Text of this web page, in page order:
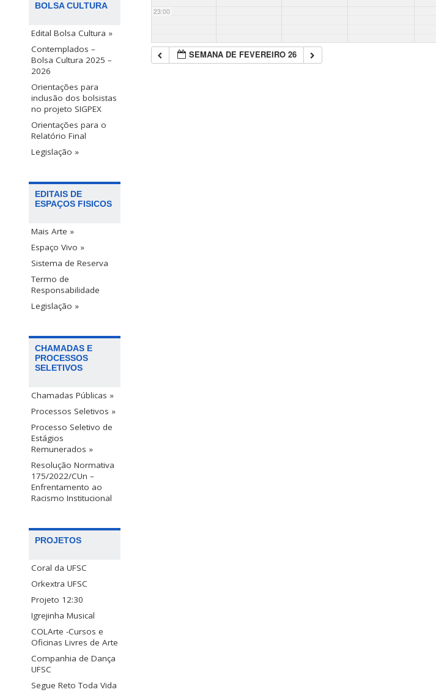
BOLSA CULTURA
Edital Bolsa Cultura »
Contemplados –
Bolsa Cultura 2025 –
2026
Orientações para
inclusão dos bolsistas
no projeto SIGPEX
Orientações para o
Relatório Final
Legislação »
EDITAIS DE
ESPAÇOS FISICOS
Mais Arte »
Espaço Vivo »
Sistema de Reserva
Termo de
Responsabilidade
Legislação »
CHAMADAS E
PROCESSOS
SELETIVOS
Chamadas Públicas »
Processos Seletivos »
Processo Seletivo de
Estágios
Remunerados »
Resolução Normativa
175/2022/CUn –
Enfrentamento ao
Racismo Institucional
PROJETOS
Coral da UFSC
Orkextra UFSC
Projeto 12:30
Igrejinha Musical
COLArte -Cursos e
Oficinas Livres de Arte
Companhia de Dança
UFSC
Segue Reto Toda Vida
23:00
SEMANA DE FEVEREIRO 26